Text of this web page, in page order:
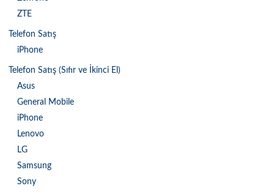
ZTE
Telefon Satış
iPhone
Telefon Satış (Sıfır ve İkinci El)
Asus
General Mobile
iPhone
Lenovo
LG
Samsung
Sony